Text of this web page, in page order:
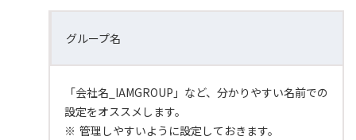
グループ名
「会社名_IAMGROUP」など、分かりやすい名前での
設定をオススメします。
※ 管理しやすいように設定しておきます。